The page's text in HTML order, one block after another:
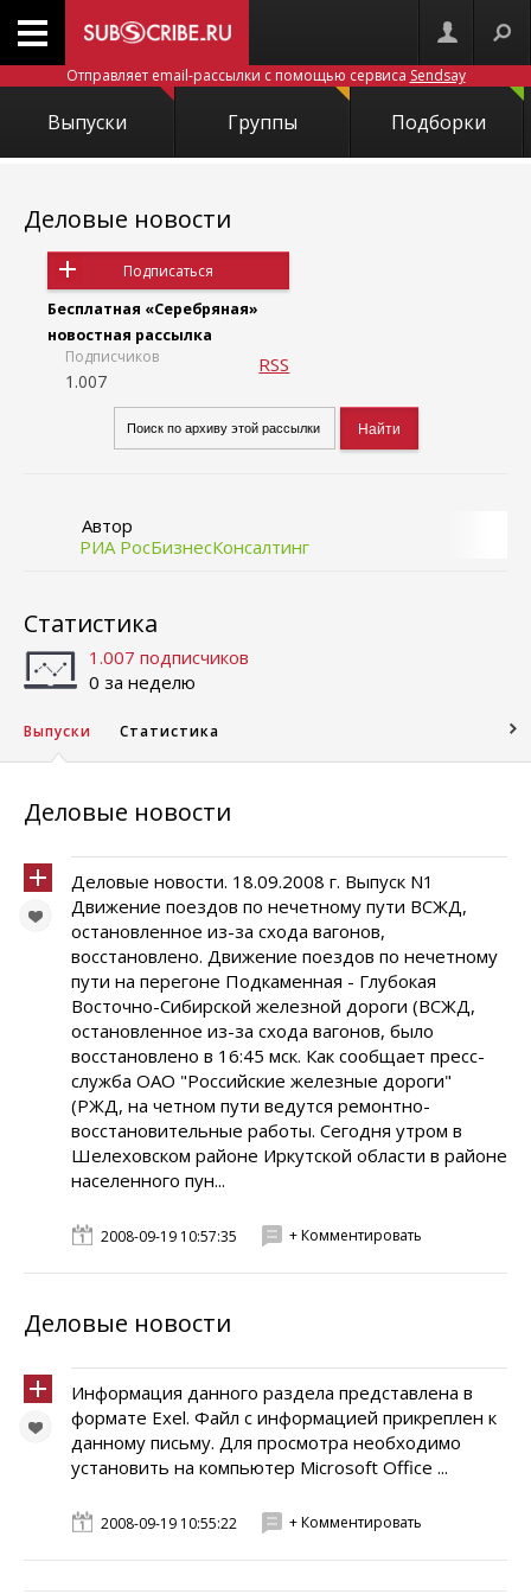
Отправляет email-рассылки с помощью сервиса Sendsay
Выпуски Группы Подборки
Деловые новости
Подписаться
Бесплатная «Серебряная»
новостная рассылка
Подписчиков
1.007
RSS
Автор
РИА РосБизнесКонсалтинг
Статистика
1.007 подписчиков
0 за неделю
Выпуски Статистика
Деловые новости
Деловые новости. 18.09.2008 г. Выпуск N1
Движение поездов по нечетному пути ВСЖД,
остановленное из-за схода вагонов,
восстановлено. Движение поездов по нечетному
пути на перегоне Подкаменная - Глубокая
Восточно-Сибирской железной дороги (ВСЖД,
остановленное из-за схода вагонов, было
восстановлено в 16:45 мск. Как сообщает пресс-
служба ОАО "Российские железные дороги"
(РЖД, на четном пути ведутся ремонтно-
восстановительные работы. Сегодня утром в
Шелеховском районе Иркутской области в районе
населенного пун...
2008-09-19 10:57:35 + Комментировать
Деловые новости
Информация данного раздела представлена в
формате Exel. Файл с информацией прикреплен к
данному письму. Для просмотра необходимо
установить на компьютер Microsoft Office ...
2008-09-19 10:55:22 + Комментировать